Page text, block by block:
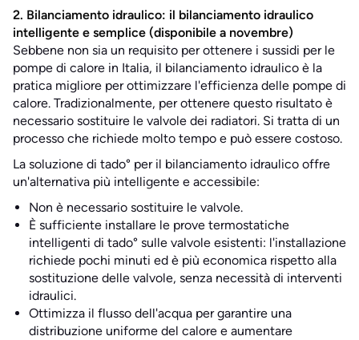
2. Bilanciamento idraulico: il bilanciamento idraulico
intelligente e semplice (disponibile a novembre)
Sebbene non sia un requisito per ottenere i sussidi per le
pompe di calore in Italia, il bilanciamento idraulico è la
pratica migliore per ottimizzare l'efficienza delle pompe di
calore. Tradizionalmente, per ottenere questo risultato è
necessario sostituire le valvole dei radiatori. Si tratta di un
processo che richiede molto tempo e può essere costoso.
La soluzione di tado° per il bilanciamento idraulico offre
un'alternativa più intelligente e accessibile:
Non è necessario sostituire le valvole.
È sufficiente installare le prove termostatiche
intelligenti di tado° sulle valvole esistenti: l'installazione
richiede pochi minuti ed è più economica rispetto alla
sostituzione delle valvole, senza necessità di interventi
idraulici.
Ottimizza il flusso dell'acqua per garantire una
distribuzione uniforme del calore e aumentare